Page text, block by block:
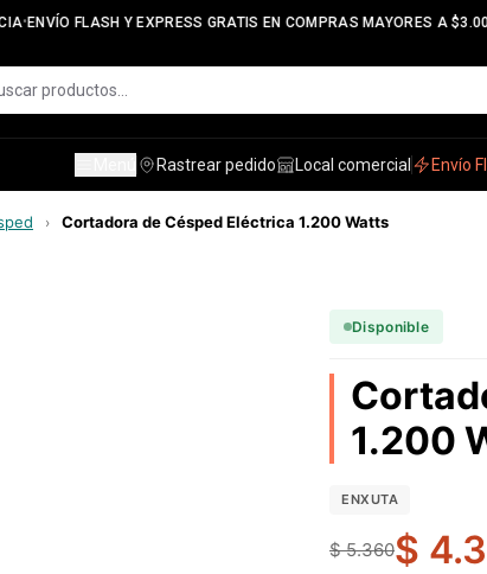
•ENVÍO FLASH Y EXPRESS GRATIS EN COMPRAS MAYORES A
Rastrear pedido Local comercial Envío
› Cortadora de Césped Eléctrica 1.200 Watts
Disponible
1.200
ENXUTA
$ 5.360$